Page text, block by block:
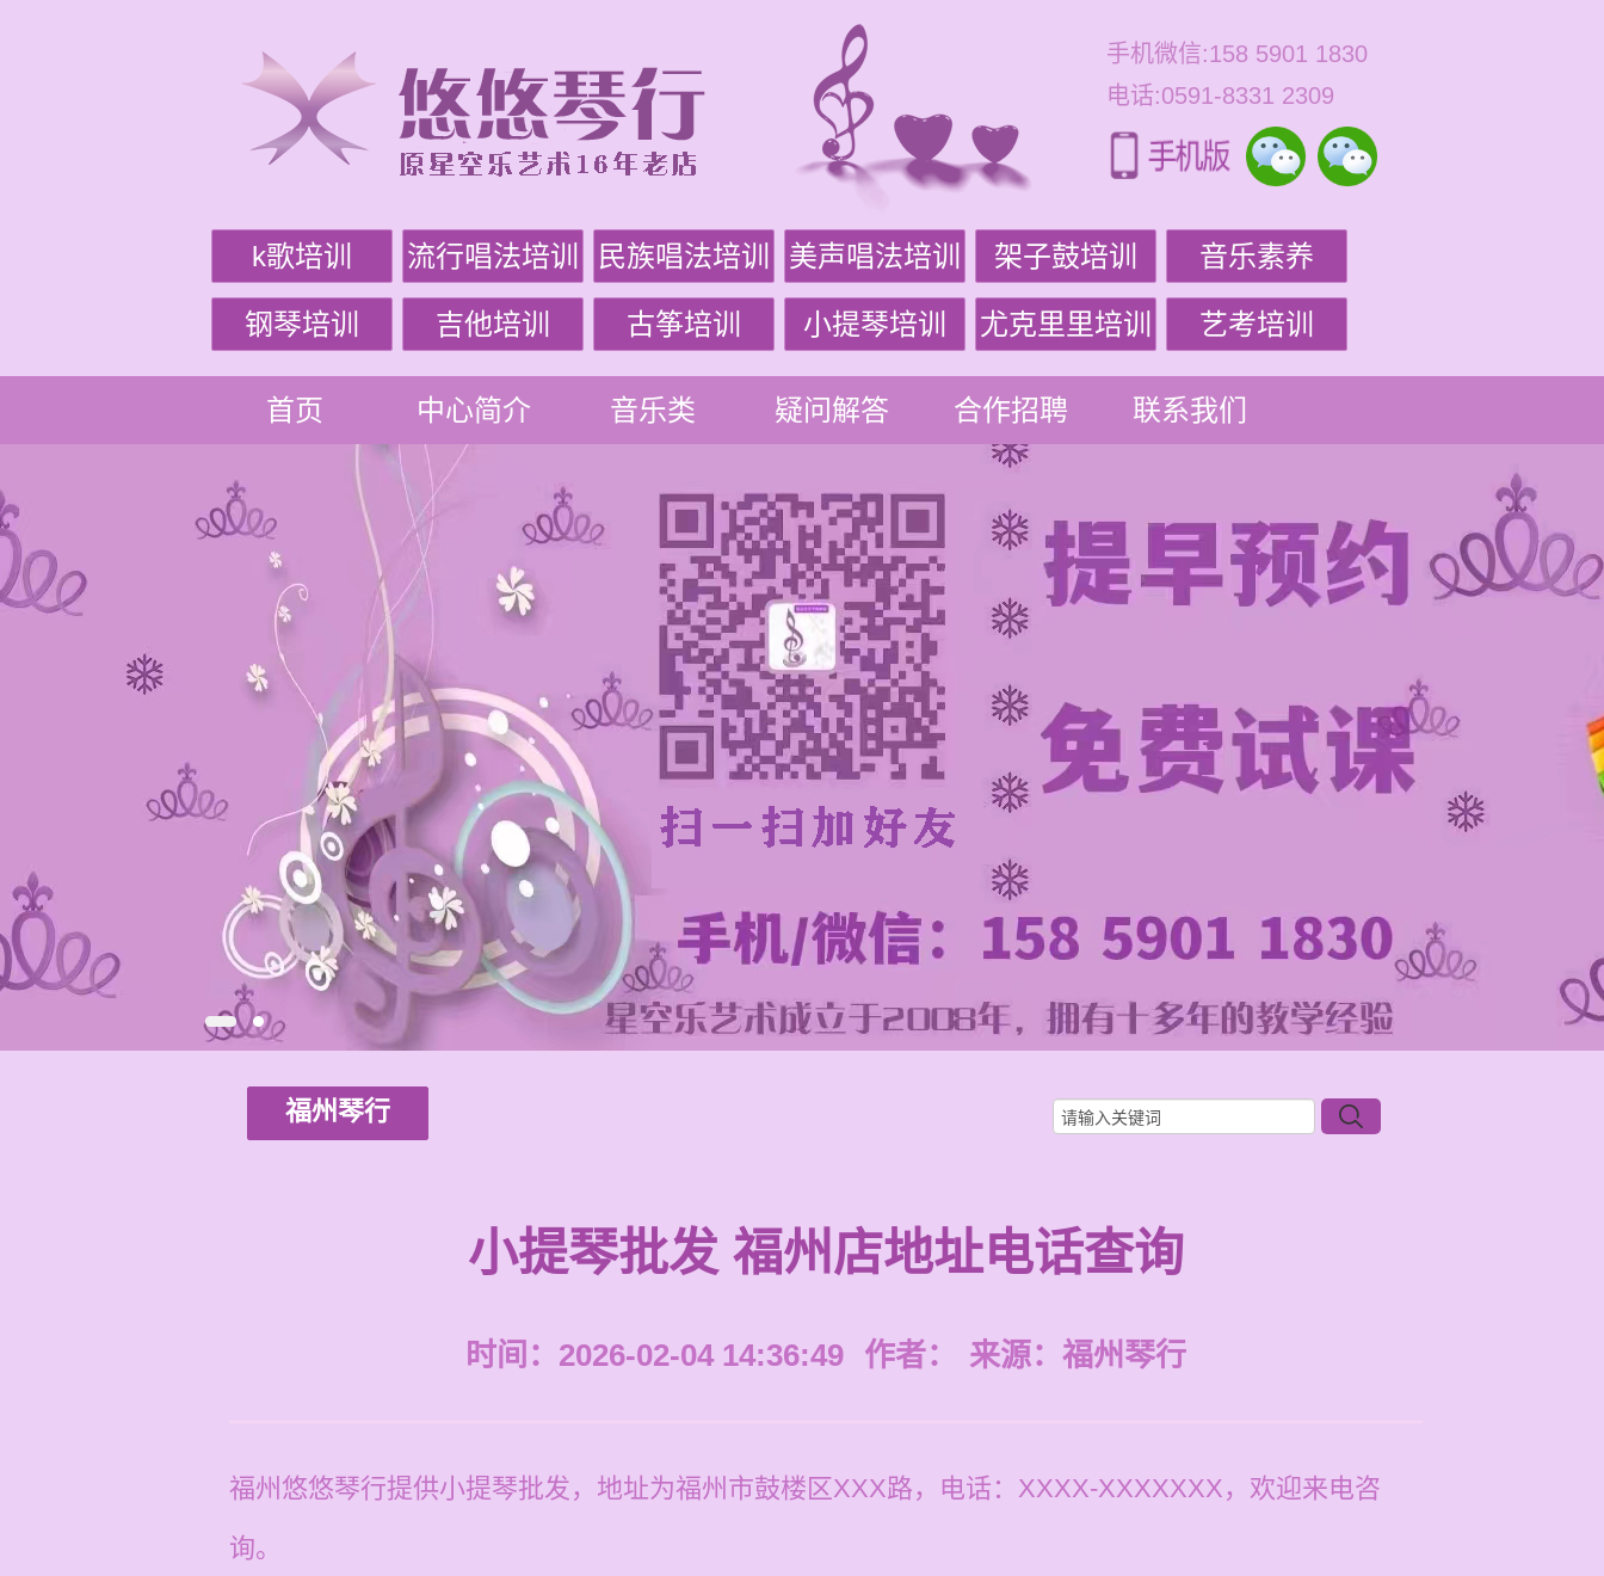
手机微信:158 5901 1830
电话:0591-8331 2309
k歌培训 流行唱法培训 民族唱法培训 美声唱法培训 架子鼓培训 音乐素养
钢琴培训 吉他培训 古筝培训 小提琴培训 尤克里里培训 艺考培训
首页 中心简介 音乐类 疑问解答 合作招聘 联系我们
福州琴行
小提琴批发 福州店地址电话查询
时间：2026-02-04 14:36:49 作者： 来源： 福州琴行
福州悠悠琴行提供小提琴批发，地址为福州市鼓楼区XXX路，电话：XXXX-XXXXXXX，欢迎来电咨
询。